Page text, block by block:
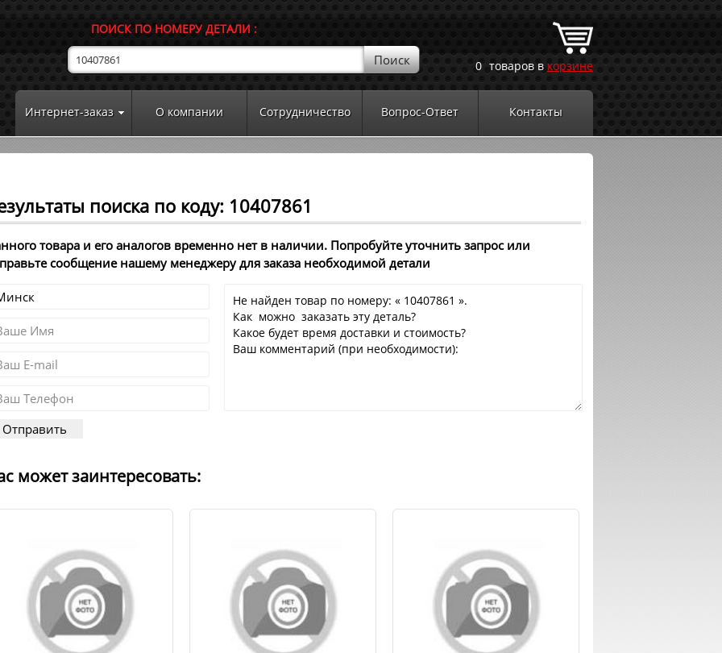
ПОИСК ПО НОМЕРУ ДЕТАЛИ :
0 товаров в корзине
Интернет-заказ О компании Сотрудничество Вопрос-Ответ Контакты
поиска по коду: 10407861
товара и его аналогов временно нет в наличии. Попробуйте уточнить запрос или
сообщение нашему менеджеру для заказа необходимой детали
может заинтересовать: